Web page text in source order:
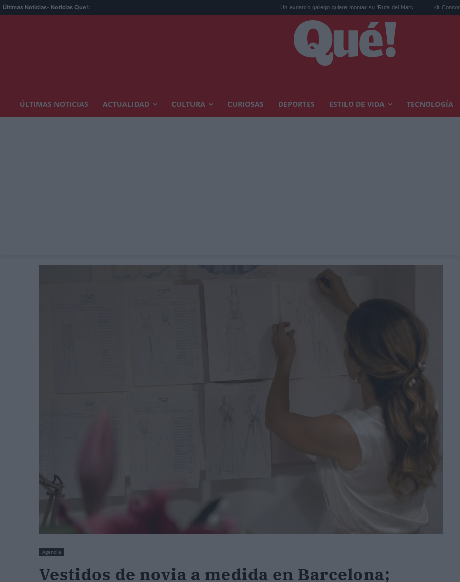
Últimas Noticias- Noticias Que!: Un exnarco gallego quiere montar su 'Ruta del Narc... Kit Connor será Cíclope
ÚLTIMAS NOTICIAS ACTUALIDAD CULTURA CURIOSAS DEPORTES ESTILO DE VIDA TECNOLOGÍA
Agencia
Vestidos de novia a medida en Barcelona;